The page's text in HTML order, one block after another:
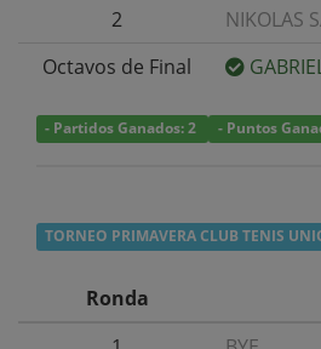
2 NIKOLAS
Octavos de Final
- Partidos Ganados: 2 - Puntos
TORNEO PRIMAVERA CLUB TENIS
Ronda